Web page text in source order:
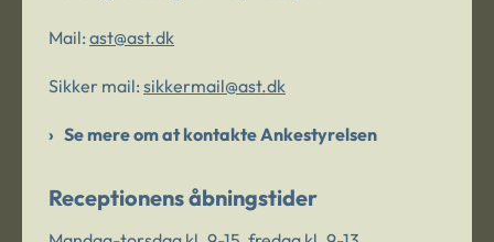
Mail: ast@ast.dk
Sikker mail: sikkermail@ast.dk
Se mere om at kontakte Ankestyrelsen
Receptionens åbningstider